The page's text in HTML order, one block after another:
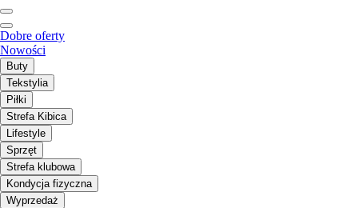
Dobre oferty
Nowości
Buty
Tekstylia
Piłki
Strefa Kibica
Lifestyle
Sprzęt
Strefa klubowa
Kondycja fizyczna
Wyprzedaż